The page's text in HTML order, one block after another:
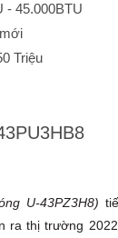
- 45.000BTU
Triệu
U-43PZ3H8)
ra thị trường